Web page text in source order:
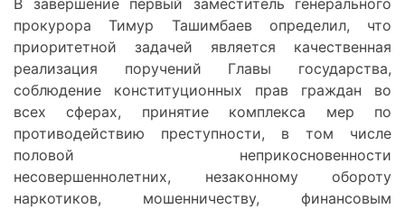
прокурора Тимур Ташимбаев определил, что
приоритетной задачей является качественная
реализация поручений Главы государства,
соблюдение конституционных прав граждан во
всех сферах, принятие комплекса мер по
противодействию преступности, в том числе
половой неприкосновенности
несовершеннолетних, незаконному обороту
наркотиков, мошенничеству, финансовым